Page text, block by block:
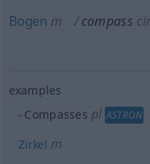
Bogen m compass
examples
Compasses pl ASTRON
Zirkel m